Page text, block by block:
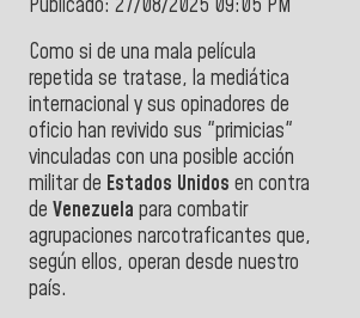
Como si de una mala película
repetida se tratase, la mediática
internacional y sus opinadores de
oficio han revivido sus "primicias"
vinculadas con una posible acción
militar de Estados Unidos en contra
de Venezuela para combatir
agrupaciones narcotraficantes que,
según ellos, operan desde nuestro
país.